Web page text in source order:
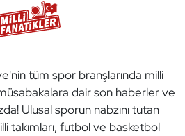
tüm spor branşlarında milli
dair son haberler ve
Ulusal sporun nabzını tutan
takımları, futbol ve basketbol